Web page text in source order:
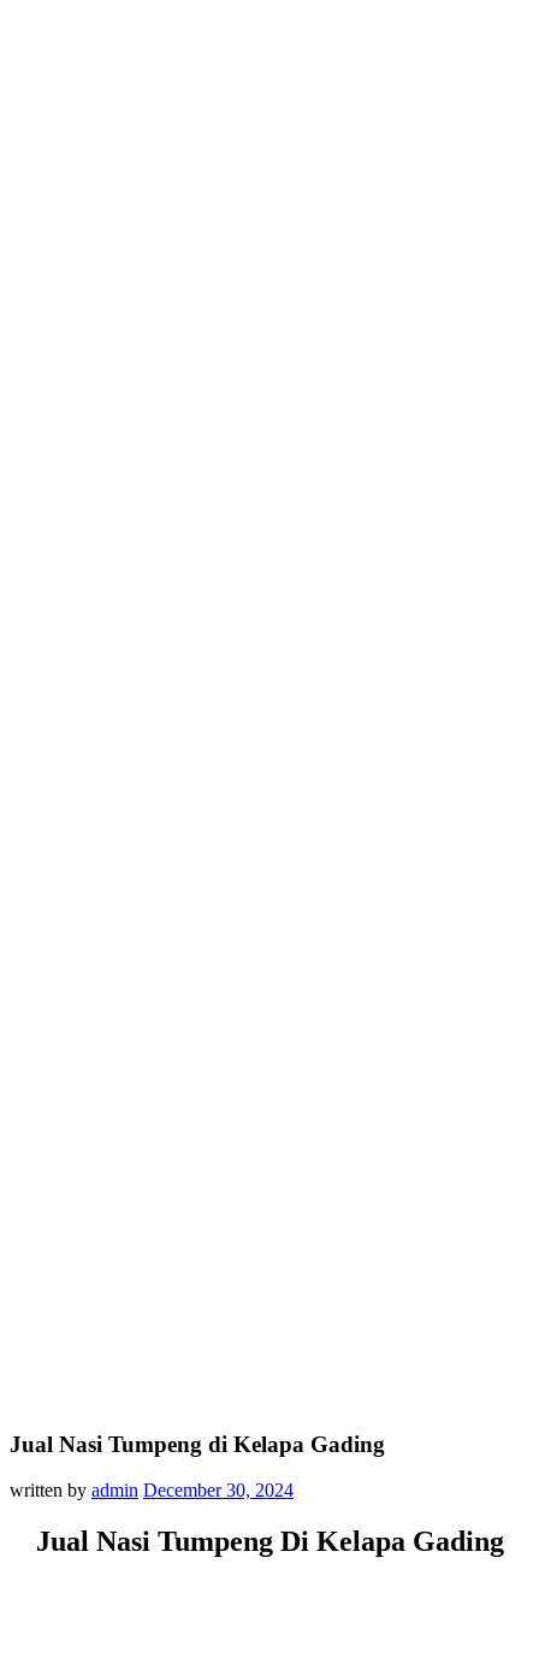
Jual Nasi Tumpeng di Kelapa Gading
written by admin December 30, 2024
Jual Nasi Tumpeng Di Kelapa Gading